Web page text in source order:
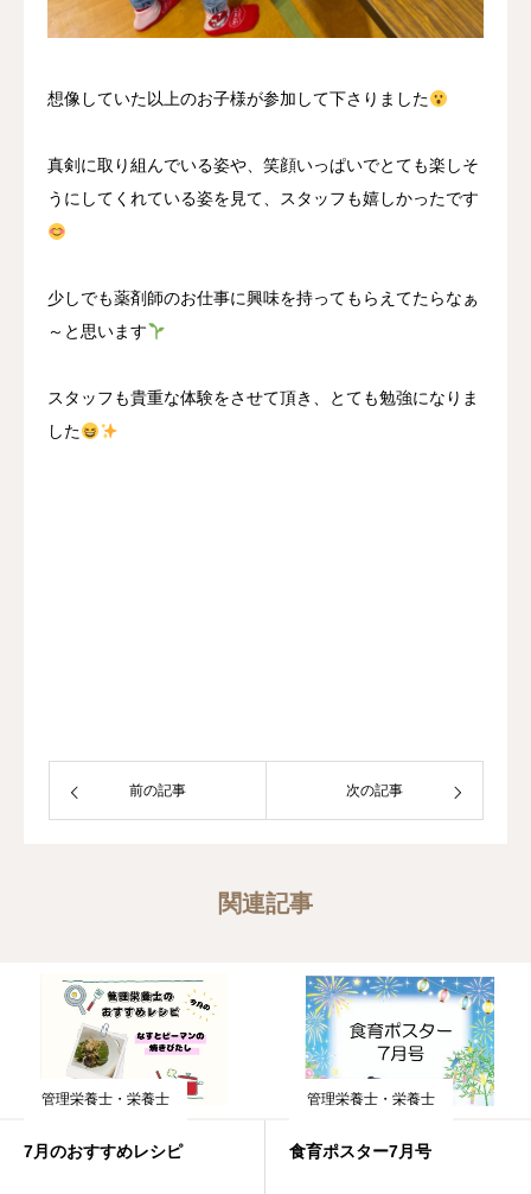
想像していた以上のお子様が参加して下さりました
真剣に取り組んでいる姿や、笑顔いっぱいでとても楽しそ
うにしてくれている姿を見て、スタッフも嬉しかったです
少しでも薬剤師のお仕事に興味を持ってもらえてたらなぁ
～と思います
スタッフも貴重な体験をさせて頂き、とても勉強になりま
した
前の記事 次の記事
関連記事
管理栄養士・栄養士
7月のおすすめレシピ
管理栄養士・栄養士
食育ポスター7月号